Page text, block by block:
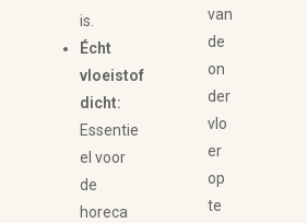
is.
Écht
vloeistof
dicht:
Essentie
el voor
de
horeca
van
de
on
der
vlo
er
op
te